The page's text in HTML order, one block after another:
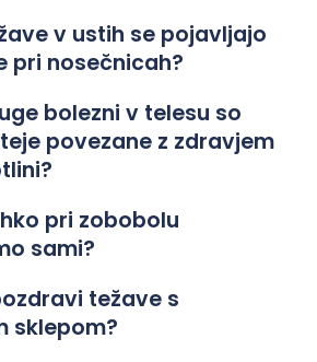
v ustih se pojavljajo
pri nosečnicah?
bolezni v telesu so
povezane z zdravjem
pri zobobolu
sami?
težave s
sklepom?